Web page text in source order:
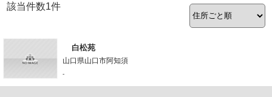
該当件数1件
白松苑
山口県山口市阿知須
-